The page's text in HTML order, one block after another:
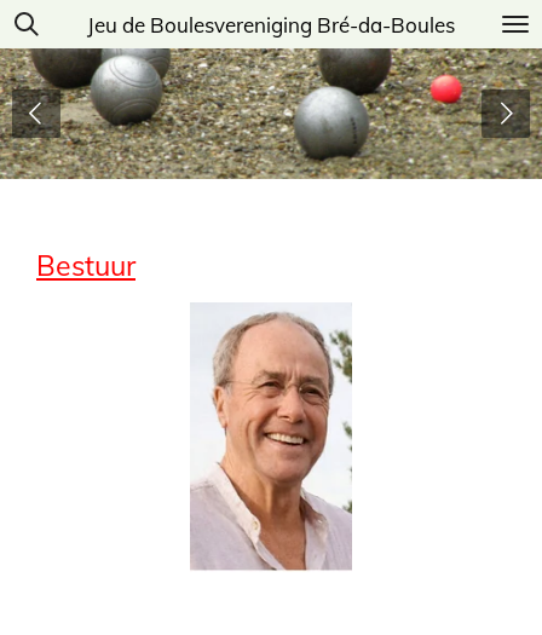
Ga
direct
naar
de
hoofdinhoud
Jeu de Boulesvereniging Bré-da-Boules
Bestuur